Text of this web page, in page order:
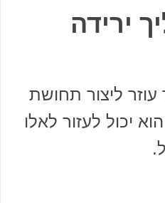
ירידה
עוזר ליצור תחושת
יכול לעזור לאלו